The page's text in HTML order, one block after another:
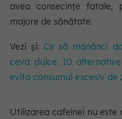
avea consecințe fatale,
majore de sănătate.
Vezi și:Ce să mănânci
ceva dulce. 10
evita consumul excesiv de
Utilizarea cafeinei nu